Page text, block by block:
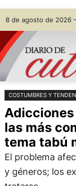
Saltar
al
contenido
Skip
to
content
8 de agosto de 2026
COSTUMBRES Y
las más
tema tabú
El problema
y géneros; los